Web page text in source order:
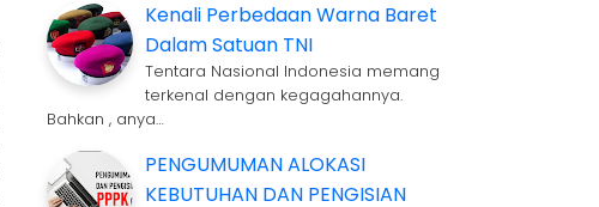
Kenali Perbedaan Warna Baret
Dalam Satuan TNI
Tentara Nasional Indonesia memang
terkenal dengan kegagahannya.
Bahkan , anya…
PENGUMUMAN ALOKASI
KEBUTUHAN DAN PENGISIAN